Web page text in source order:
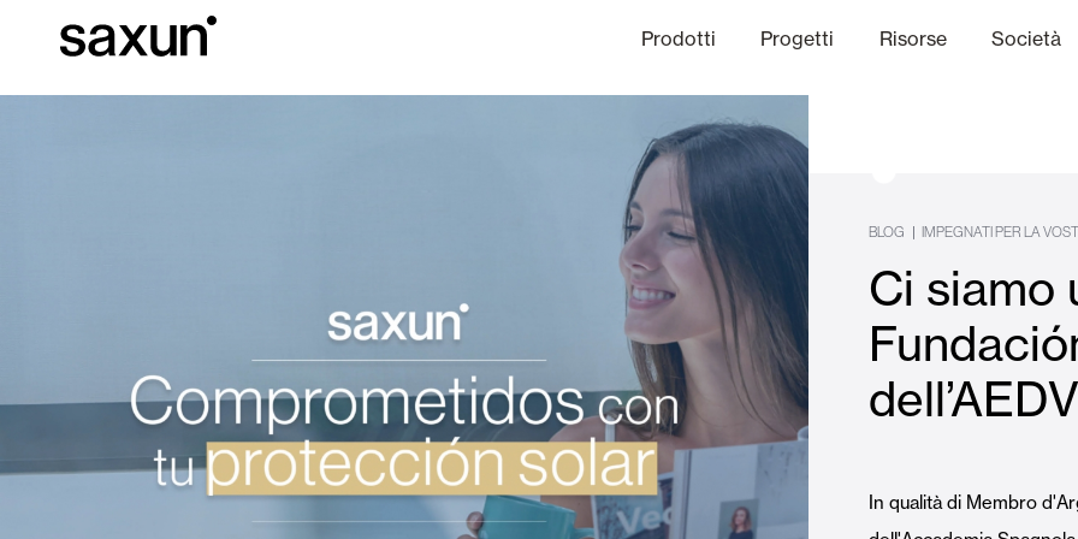
Prodotti
Pergole Bioclimatiche
Progetti
Alberghi, ristoranti e caffè Uffici
Risorse Società
Canale Etico
BLOG | IMPEGNATI PER LA
Ci siamo
dell’AEDV
In qualità di Membro